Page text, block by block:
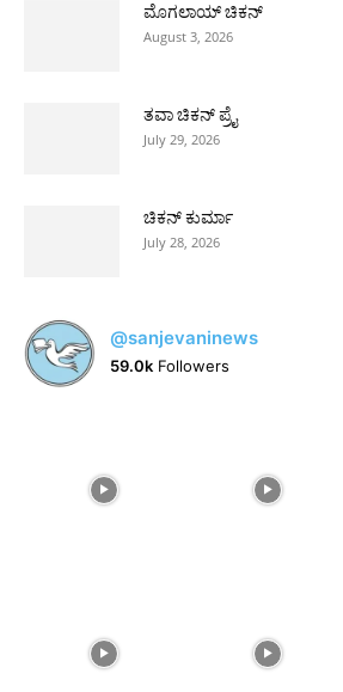
ಮೊಗಲಾಯ್ ಚಿಕನ್
August 3, 2026
ತವಾ ಚಿಕನ್ ಪ್ರೈ
July 29, 2026
ಚಿಕನ್ ಕುರ್ಮಾ
July 28, 2026
@sanjevaninews
59.0k Followers